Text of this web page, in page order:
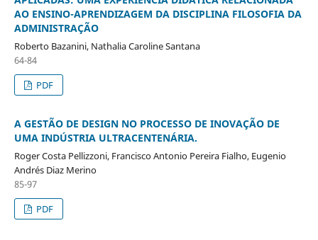
AO ENSINO-APRENDIZAGEM DA DISCIPLINA FILOSOFIA DA
ADMINISTRAÇÃO
Roberto Bazanini, Nathalia Caroline Santana
64-84
PDF
A GESTÃO DE DESIGN NO PROCESSO DE INOVAÇÃO DE
UMA INDÚSTRIA ULTRACENTENÁRIA.
Roger Costa Pellizzoni, Francisco Antonio Pereira Fialho, Eugenio
Andrés Diaz Merino
85-97
PDF